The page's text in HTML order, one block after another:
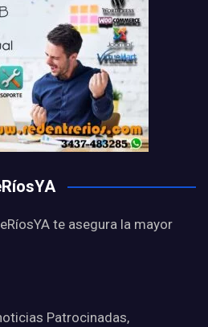
te asegura la mayor
Patrocinadas,